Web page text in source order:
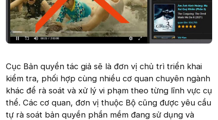
Cục Bản quyền tác giả sẽ là đơn vị chủ trì triển khai
kiểm tra, phối hợp cùng nhiều cơ quan chuyên ngành
khác để rà soát và xử lý vi phạm theo từng lĩnh vực cụ
thể. Các cơ quan, đơn vị thuộc Bộ cũng được yêu cầu
tự rà soát bản quyền phần mềm đang sử dụng và